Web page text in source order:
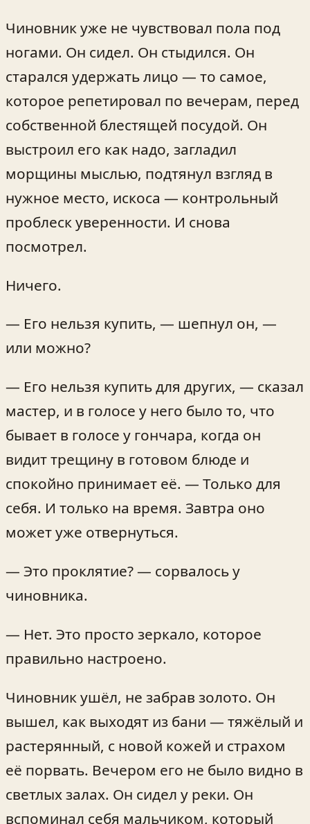
Чиновник уже не чувствовал пола под
ногами. Он сидел. Он стыдился. Он
старался удержать лицо — то самое,
которое репетировал по вечерам, перед
собственной блестящей посудой. Он
выстроил его как надо, загладил
морщины мыслью, подтянул взгляд в
нужное место, искоса — контрольный
проблеск уверенности. И снова
посмотрел.
Ничего.
— Его нельзя купить, — шепнул он, —
или можно?
— Его нельзя купить для других, — сказал
мастер, и в голосе у него было то, что
бывает в голосе у гончара, когда он
видит трещину в готовом блюде и
спокойно принимает её. — Только для
себя. И только на время. Завтра оно
может уже отвернуться.
— Это проклятие? — сорвалось у
чиновника.
— Нет. Это просто зеркало, которое
правильно настроено.
Чиновник ушёл, не забрав золото. Он
вышел, как выходят из бани — тяжёлый и
растерянный, с новой кожей и страхом
её порвать. Вечером его не было видно в
светлых залах. Он сидел у реки. Он
вспоминал себя мальчиком, который